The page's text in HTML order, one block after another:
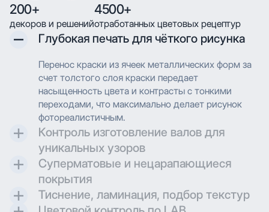
200+
декоров и решений
4500+
отработанных цветовых рецептур
Глубокая печать для чёткого рисунка
Перенос краски из ячеек металлических форм за
счет толстого слоя краски передает
насыщенность цвета и контрасты с тонкими
переходами, что максимально делает рисунок
фотореалистичным.
Контроль изготовление валов для
уникальных узоров
Контроль и разработка технических параметров
для гравировки позволяют максимально
воссоздавать дизайн при печати.
Суперматовые и нецарапающиеся
покрытия
Создаем матовые и суперматовые поверхности с
Тиснение, ламинация, подбор текстур